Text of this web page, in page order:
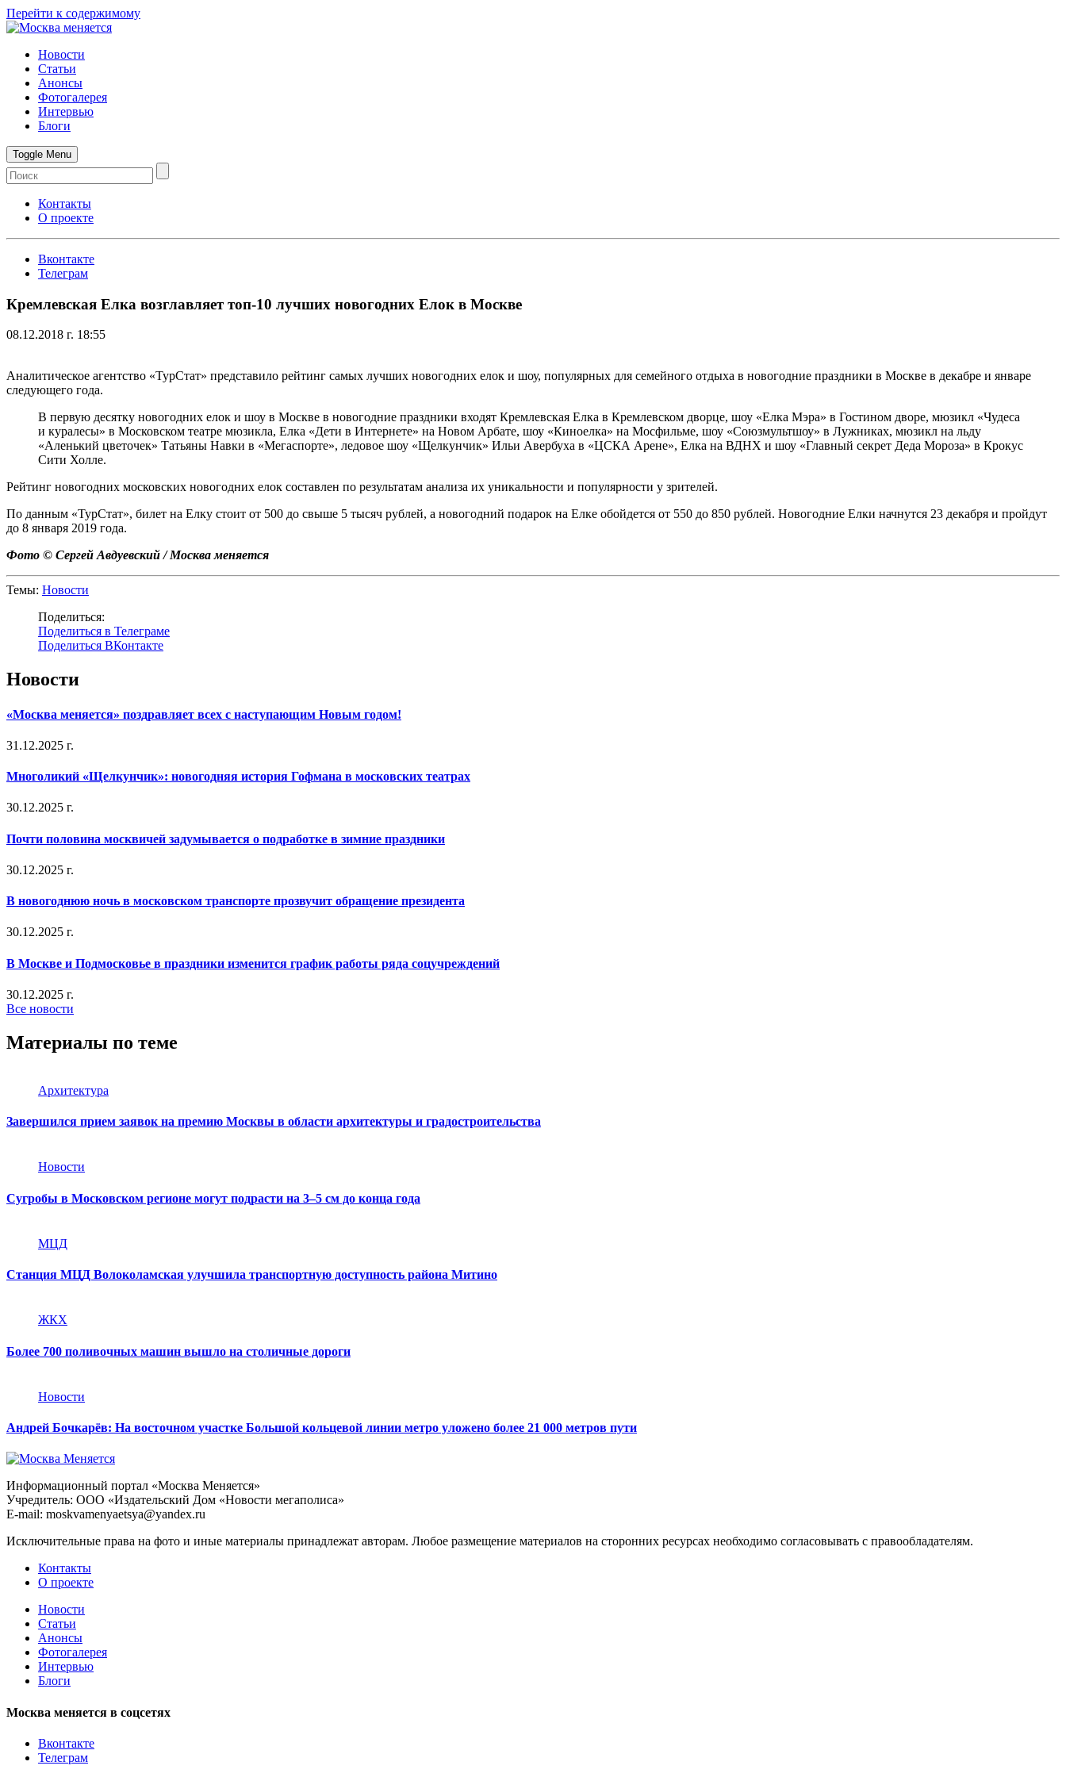
Перейти к содержимому
Новости
Статьи
Анонсы
Фотогалерея
Интервью
Блоги
Toggle Menu
Контакты
О проекте
Вконтакте
Телеграм
Кремлевская Елка возглавляет топ-10 лучших новогодних Елок в Москве
08.12.2018 г. 18:55
Аналитическое агентство «ТурСтат» представило рейтинг самых лучших новогодних елок и шоу, популярных для семейного отдыха в новогодние праздники в Москве в декабре и январе
следующего года.
В первую десятку новогодних елок и шоу в Москве в новогодние праздники входят Кремлевская Елка в Кремлевском дворце, шоу «Елка Мэра» в Гостином дворе, мюзикл «Чудеса
и куралесы» в Московском театре мюзикла, Елка «Дети в Интернете» на Новом Арбате, шоу «Киноелка» на Мосфильме, шоу «Союзмультшоу» в Лужниках, мюзикл на льду
«Аленький цветочек» Татьяны Навки в «Мегаспорте», ледовое шоу «Щелкунчик» Ильи Авербуха в «ЦСКА Арене», Елка на ВДНХ и шоу «Главный секрет Деда Мороза» в Крокус
Сити Холле.
Рейтинг новогодних московских новогодних елок составлен по результатам анализа их уникальности и популярности у зрителей.
По данным «ТурСтат», билет на Елку стоит от 500 до свыше 5 тысяч рублей, а новогодний подарок на Елке обойдется от 550 до 850 рублей. Новогодние Елки начнутся 23 декабря и пройдут
до 8 января 2019 года.
Фото © Сергей Авдуевский / Москва меняется
Темы: Новости
Поделиться:
Поделиться в Телеграме
Поделиться ВКонтакте
Новости
«Москва меняется» поздравляет всех с наступающим Новым годом!
31.12.2025 г.
Многоликий «Щелкунчик»: новогодняя история Гофмана в московских театрах
30.12.2025 г.
Почти половина москвичей задумывается о подработке в зимние праздники
30.12.2025 г.
В новогоднюю ночь в московском транспорте прозвучит обращение президента
30.12.2025 г.
В Москве и Подмосковье в праздники изменится график работы ряда соцучреждений
30.12.2025 г.
Все новости
Материалы по теме
Архитектура
Завершился прием заявок на премию Москвы в области архитектуры и градостроительства
Новости
Сугробы в Московском регионе могут подрасти на 3–5 см до конца года
МЦД
Станция МЦД Волоколамская улучшила транспортную доступность района Митино
ЖКХ
Более 700 поливочных машин вышло на столичные дороги
Новости
Андрей Бочкарёв: На восточном участке Большой кольцевой линии метро уложено более 21 000 метров пути
Информационный портал «Москва Меняется»
Учредитель: ООО «Издательский Дом «Новости мегаполиса»
E-mail: moskvamenyaetsya@yandex.ru
Исключительные права на фото и иные материалы принадлежат авторам. Любое размещение материалов на сторонних ресурсах необходимо согласовывать с правообладателям.
Контакты
О проекте
Новости
Статьи
Анонсы
Фотогалерея
Интервью
Блоги
Москва меняется в соцсетях
Вконтакте
Телеграм